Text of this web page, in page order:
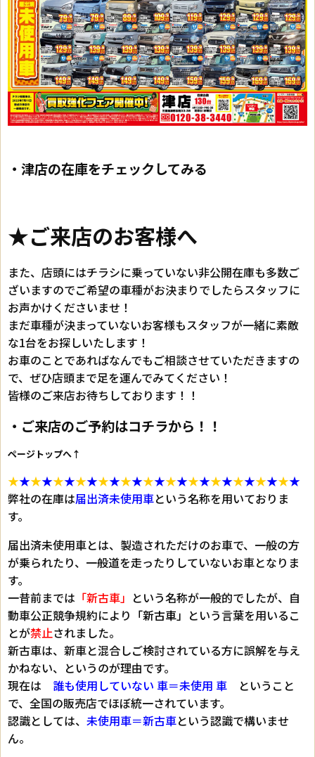
・津店の在庫をチェックしてみる
★ご来店のお客様へ
また、店頭にはチラシに乗っていない非公開在庫も多数ご
ざいますのでご希望の車種がお決まりでしたらスタッフに
お声かけくださいませ！
まだ車種が決まっていないお客様もスタッフが一緒に素敵
な1台をお探しいたします！
お車のことであればなんでもご相談させていただきますの
で、ぜひ店頭まで足を運んでみてください！
皆様のご来店お待ちしております！！
・ご来店のご予約はコチラから！！
ページトップへ↑
★★★★★★★★★★★★★★★★★★★★★★★★★★
弊社の在庫は届出済未使用車という名称を用いておりま
す。
届出済未使用車とは、製造されただけのお車で、一般の方
が乗られたり、一般道を走ったりしていないお車となりま
す。
一昔前までは 「新古車」 という名称が一般的でしたが、自
動車公正競争規約により 「新古車」 という言葉を用いるこ
とが禁止されました。
新古車は、新車と混合しご検討されている方に誤解を与え
かねない、というのが理由です。
現在は 誰も使用していない 車＝未使用 車 ということ
で、全国の販売店でほぼ統一されています。
認識としては、 未使用車＝新古車という認識で構いませ
ん。